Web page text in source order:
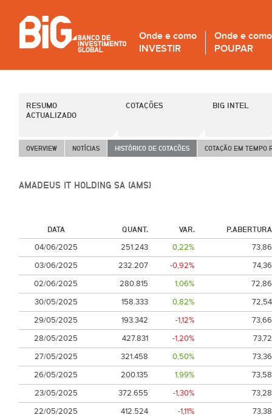
Onde e como
INVESTIR
Onde e como
POUPAR
RESUMO
ACTUALIZADO
COTAÇÕES BIG INTEL
OVERVIEW NOTÍCIAS HISTÓRICO DE COTAÇÕES COTAÇÃO EM TEMPO
AMADEUS IT HOLDING SA (AMS)
DATA QUANT. VAR.
P.ABERTURA
04/06/2025
251.243 0,22%
73,86
03/06/2025
232.207 -0,92%
74,36
02/06/2025
280.815 1,06%
72,86
30/05/2025
158.333 0,82%
72,54
29/05/2025
193.342 -1,12%
73,66
28/05/2025
427.831 -1,20%
73,72
27/05/2025
321.458 0,50%
73,36
26/05/2025
200.135 1,99%
73,58
23/05/2025
372.655 -1,30%
73,28
22/05/2025
412.524 -1,11%
73,38